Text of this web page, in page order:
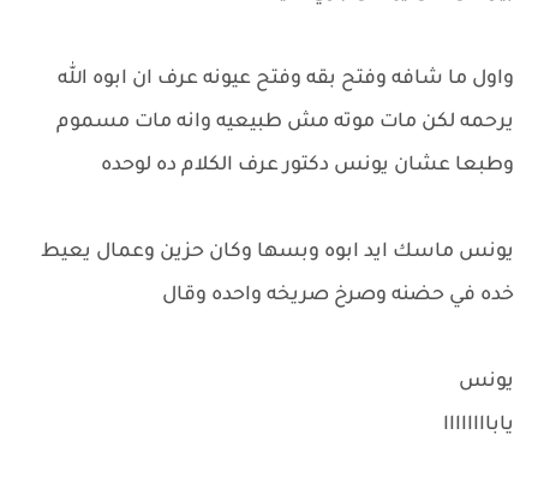
واول ما شافه وفتح بقه وفتح عيونه عرف ان ابوه الله
يرحمه لكن مات موته مش طبيعيه وانه مات مسموم
وطبعا عشان يونس دكتور عرف الكلام ده لوحده
يونس ماسك ايد ابوه وبسها وكان حزين وعمال يعيط
خده في حضنه وصرخ صريخه واحده وقال
يونس
ياباااااااا